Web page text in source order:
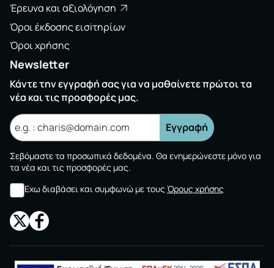
Έρευνα και αξιολόγηση
Όροι έκδοσης εισiτηρίων
Όροι χρήσης
Newsletter
Κάντε την εγγραφή σας για να μαθαίνετε πρώτοι τα
νέα και τις προσφορές μας.
Εγγραφή
Σεβόμαστε τα προσωπικά δεδομένα. Θα ενημερώνεστε μόνο για
τα νέα και τις προσφορές μας.
Εχω διαβάσει και συμφωνώ με τους Όρους χρήσης